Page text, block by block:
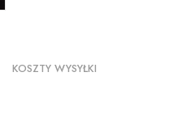
KOSZTY WYSYŁKI